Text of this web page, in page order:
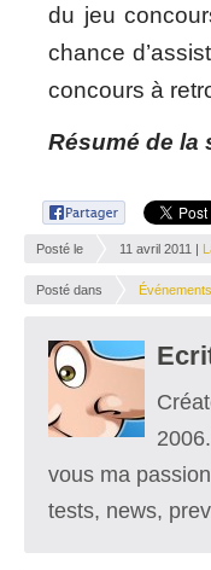
du jeu
chance
concours à
Résumé de la
Posté le 11 avril 2011 |
Posté dans Événements
vous ma
tests, news,